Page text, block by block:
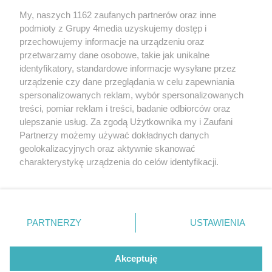
Redakcja Reklama Prywatność
Praca Łódź
the:protocol
Facebook.com
Youtube.com
My, naszych 1162 zaufanych partnerów oraz inne
podmioty z Grupy 4media uzyskujemy dostęp i
przechowujemy informacje na urządzeniu oraz
przetwarzamy dane osobowe, takie jak unikalne
identyfikatory, standardowe informacje wysyłane przez
urządzenie czy dane przeglądania w celu zapewniania
spersonalizowanych reklam, wybór spersonalizowanych
treści, pomiar reklam i treści, badanie odbiorców oraz
ulepszanie usług. Za zgodą Użytkownika my i Zaufani
Partnerzy możemy używać dokładnych danych
geolokalizacyjnych oraz aktywnie skanować
charakterystykę urządzenia do celów identyfikacji.
zmienić/wycofać klikając przycisk ustawień prywatności
znajdujący się w lewym dolnym rogu strony
. Niektóre
użytkownika, ale masz prawo sprzeciwić się takiemu
przetwarzaniu. Preferencje będą miały zastosowania tylko
PARTNERZY USTAWIENIA
Akceptuję